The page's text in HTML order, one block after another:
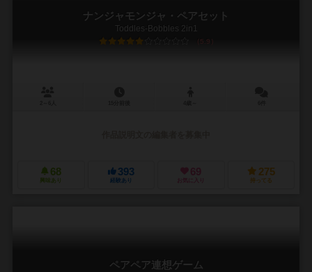
ナンジャモンジャ・ペアセット
Toddles-Bobbles 2in1
5.9
68
興味あり
393
経験あり
69
お気に入り
275
持ってる
ペアペア連想ゲーム